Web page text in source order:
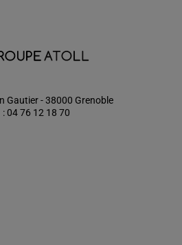
Gautier - 38000 Grenoble
: 04 76 12 18 70